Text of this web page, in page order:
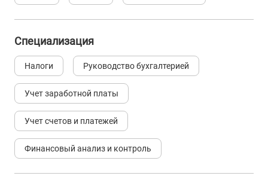
Специализация
Налоги Руководство бухгалтерией
Учет заработной платы
Учет счетов и платежей
Финансовый анализ и контроль